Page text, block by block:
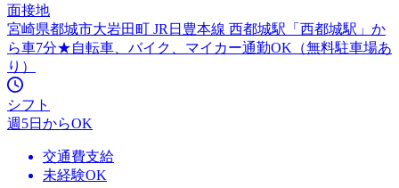
面接地
宮崎県都城市大岩田町 JR日豊本線 西都城駅「西都城駅」か
ら車7分★自転車、バイク、マイカー通勤OK（無料駐車場あ
り）
シフト
週5日からOK
交通費支給
未経験OK